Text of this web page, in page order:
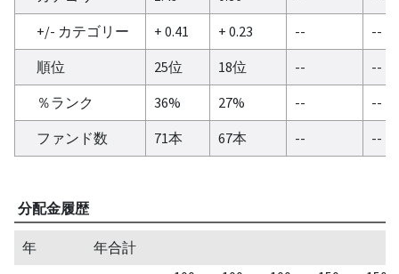
+/- カテゴリー
+ 0.41 + 0.23 --
--
順位
25位 18位 --
--
％ランク
36% 27% --
--
ファンド数
71本 67本 -- --
分配金履歴
年
年合計